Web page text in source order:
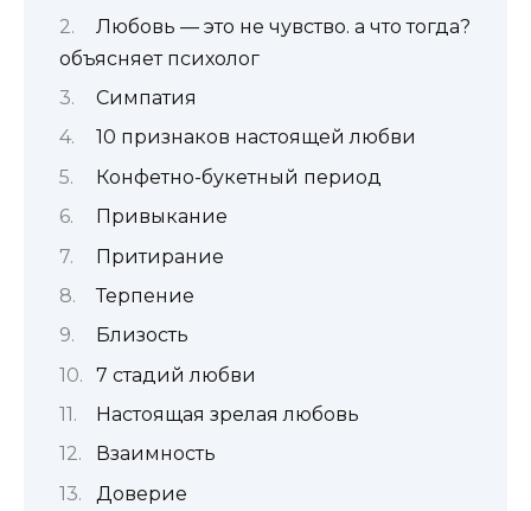
Любовь — это не чувство. а что тогда?
объясняет психолог
Симпатия
10 признаков настоящей любви
Конфетно-букетный период
Привыкание
Притирание
Терпение
Близость
7 стадий любви
Настоящая зрелая любовь
Взаимность
Доверие